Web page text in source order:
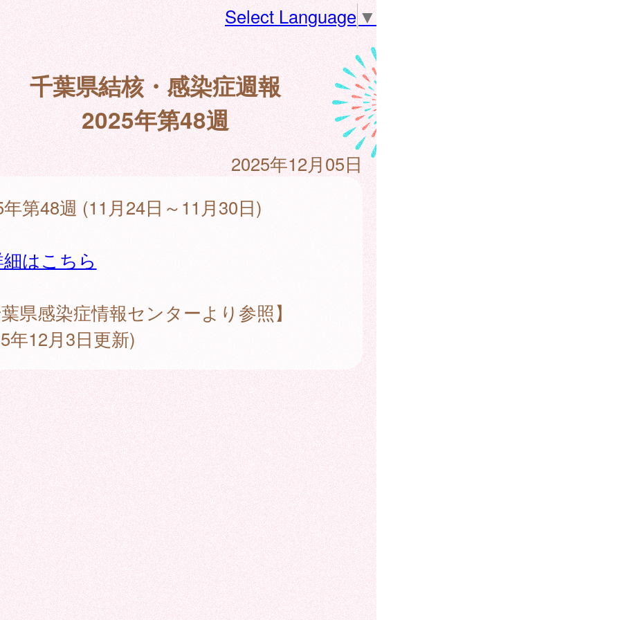
Select Language▼
千葉県結核・感染症週報
2025年第48週
2025年12月05日
第48週 (11月24日～11月30日)
はこちら
県感染症情報センターより参照】
年12月3日更新)